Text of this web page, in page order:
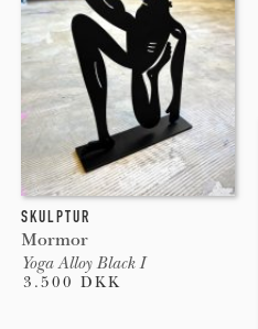
SKULPTUR
Mormor
Yoga Alloy Black I
3.500 DKK